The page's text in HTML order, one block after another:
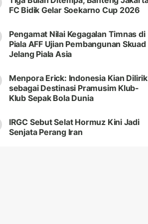
FC Bidik Gelar Soekarno Cup 2026
Pengamat Nilai Kegagalan Timnas di
Piala AFF Ujian Pembangunan Skuad
Jelang Piala Asia
Menpora Erick: Indonesia Kian Dilirik
sebagai Destinasi Pramusim Klub-
Klub Sepak Bola Dunia
IRGC Sebut Selat Hormuz Kini Jadi
Senjata Perang Iran